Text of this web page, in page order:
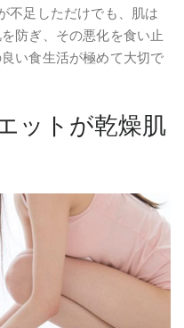
不足しただけでも、肌は
防ぎ、その悪化を食い止
い食生活が極めて大切で
ットが乾燥肌